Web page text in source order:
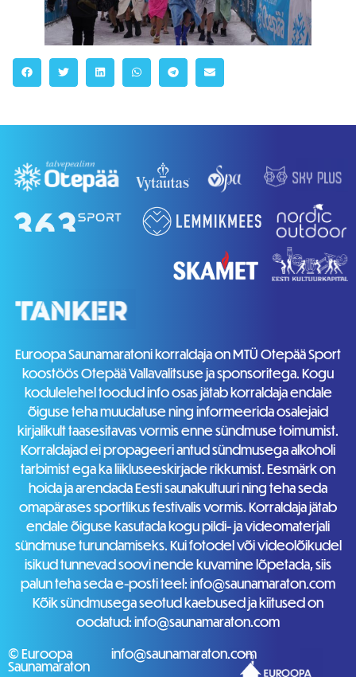
Euroopa Saunamaratoni korraldaja on MTÜ Otepää Sport
koostöös Otepää Vallavalitsuse ja sponsoritega. Kogu
kodulelehel toodud info osas jätab korraldaja endale
õiguse teha muudatuse ning informeerida osalejaid
kirjalikult taasesitavas vormis enne sündmuse toimumist.
Korraldajad ei propageeri antud sündmusega alkoholi
tarbimist ega ka liikluseeskirjade rikkumist. Eesmärk on
hoida ja arendada Eesti saunakultuuri ning teha seda
omapärases sportlikus festivalis vormis. Korraldaja jätab
endale õiguse kasutada kogu pildi- ja videomaterjali
sündmuse turundamiseks. Kui fotodel või videolõikudel
isikud tunnevad soovi nende kuvamine lõpetada, siis
palun teha seda e-posti teel: info@saunamaraton.com
Kõik sündmusega seotud kaebused ja kiitused on
oodatud: info@saunamaraton.com
© Euroopa
Saunamaraton
info@saunamaraton.com